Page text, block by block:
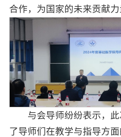
合作，为国家的未来贡献力
与会导师纷纷表示，
了导师们在教学与指导方